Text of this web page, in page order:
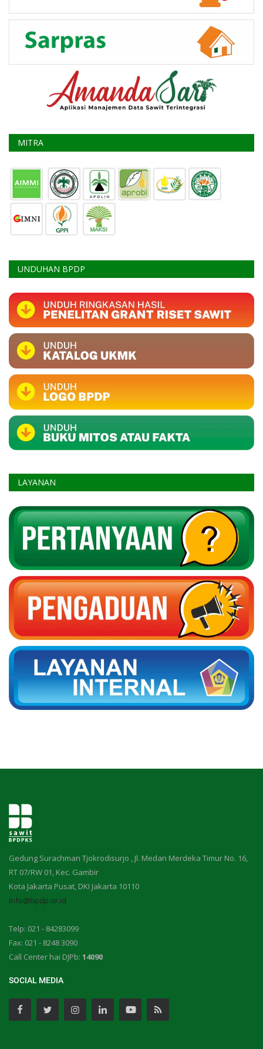
MITRA
UNDUHAN BPDP
LAYANAN
Gedung Surachman Tjokrodisurjo , Jl. Medan Merdeka Timur No. 16,
RT 07/RW 01, Kec. Gambir
Kota Jakarta Pusat, DKI Jakarta 10110
info@bpdp.or.id
Telp: 021 - 84283099
Fax: 021 - 8248 3090
Call Center hai DJPb: 14090
SOCIAL MEDIA